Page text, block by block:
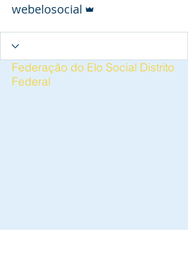
webelosocial
Federação do Elo Social Distrito
Federal